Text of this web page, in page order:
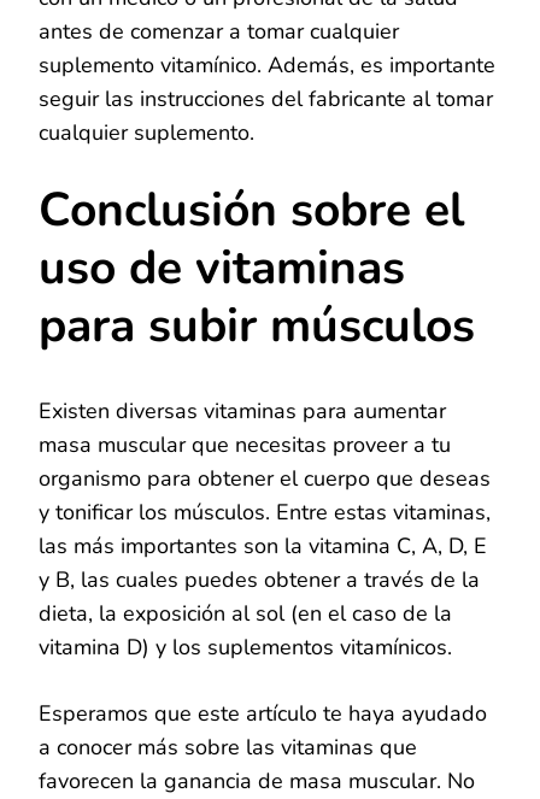
antes de comenzar a tomar cualquier
suplemento vitamínico. Además, es importante
seguir las instrucciones del fabricante al tomar
cualquier suplemento.
Conclusión sobre el
uso de vitaminas
para subir músculos
Existen diversas vitaminas para aumentar
masa muscular que necesitas proveer a tu
organismo para obtener el cuerpo que deseas
y tonificar los músculos. Entre estas vitaminas,
las más importantes son la vitamina C, A, D, E
y B, las cuales puedes obtener a través de la
dieta, la exposición al sol (en el caso de la
vitamina D) y los suplementos vitamínicos.
Esperamos que este artículo te haya ayudado
a conocer más sobre las vitaminas que
favorecen la ganancia de masa muscular. No